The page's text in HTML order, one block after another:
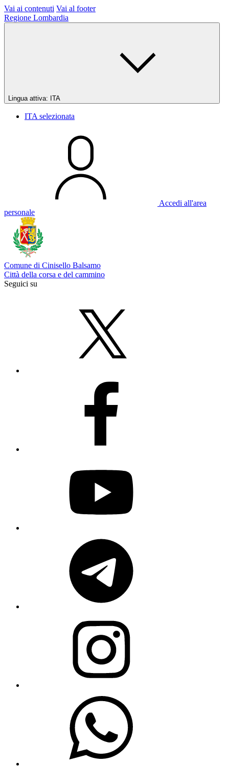
Vai ai contenuti Vai al footer
Regione Lombardia
Lingua attiva: ITA
ITA selezionata
Accedi all'area
personale
Comune di Cinisello Balsamo
Città della corsa e del cammino
Seguici su